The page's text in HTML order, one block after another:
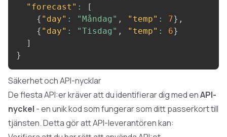
"forecast" :
[
{ "day" : "Måndag" , "temp" : 7} ,
{ "day" : "Tisdag" , "temp" : 6}
]
}
Säkerhet och API-nycklar
De flesta API:er kräver att du identifierar dig med enAPI-
nyckel - en unik kod som fungerar som ditt passerkort till
tjänsten. Detta gör att API-leverantören kan: